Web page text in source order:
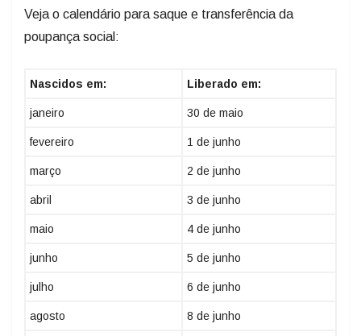
Veja o calendário para saque e transferência da
poupança social:
Nascidos em: Liberado em:
janeiro 30 de maio
fevereiro 1 de junho
março 2 de junho
abril 3 de junho
maio 4 de junho
junho 5 de junho
julho 6 de junho
agosto 8 de junho